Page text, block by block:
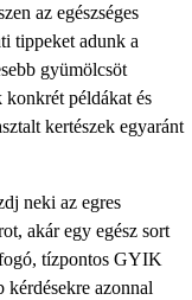
az egészséges
tippeket adunk a
gyümölcsöt
példákat és
kertészek egyaránt
neki az egres
akár egy egész sort
tízpontos GYIK
azonnal